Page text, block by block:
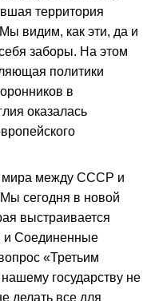
территория
видим, как эти, да и
заборы. На этом
политики
в
оказалась
мира между СССР и
сегодня в новой
выстраивается
и Соединенные
«Третьим
государству не
делать все для